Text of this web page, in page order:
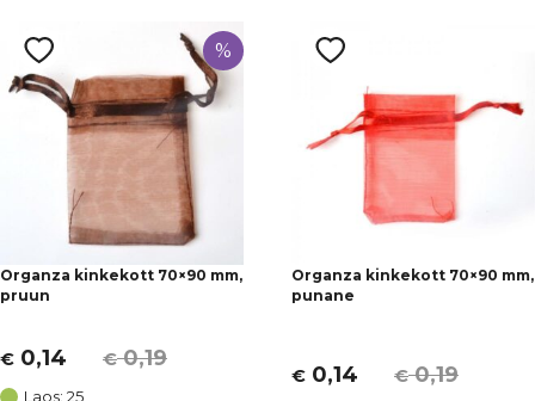
%
Organza kinkekott 70×90 mm,
pruun
€0,19
Algne
€ 0,14
Current
Laos: 25
Organza kinkekott 70×90 mm,
punane
€0,19
Algne
€ 0,14
Current